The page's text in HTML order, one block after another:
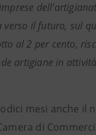
il futuro, sul
al 2 per cento,
artigiane in
mesi anche il
di